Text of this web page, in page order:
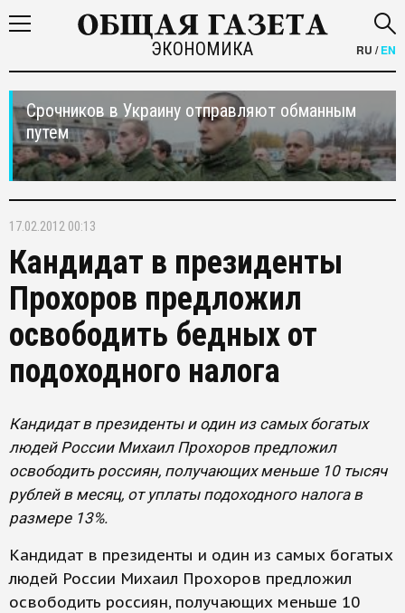
ЭКОНОМИКА RU /EN
Срочников в Украину отправляют обманным
путем
17.02.2012 00:13
Кандидат в президенты
Прохоров предложил
освободить бедных от
подоходного налога
Кандидат в президенты и один из самых богатых
людей России Михаил Прохоров предложил
освободить россиян, получающих меньше 10 тысяч
рублей в месяц, от уплаты подоходного налога в
размере 13%.
Кандидат в президенты и один из самых богатых
людей России Михаил Прохоров предложил
освободить россиян, получающих меньше 10